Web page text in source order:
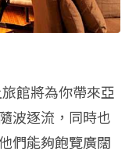
館將為你帶來亞
波逐流，同時也
們能夠飽覽廣闊